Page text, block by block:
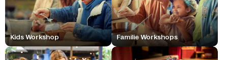
Kids Workshop Familie Workshops